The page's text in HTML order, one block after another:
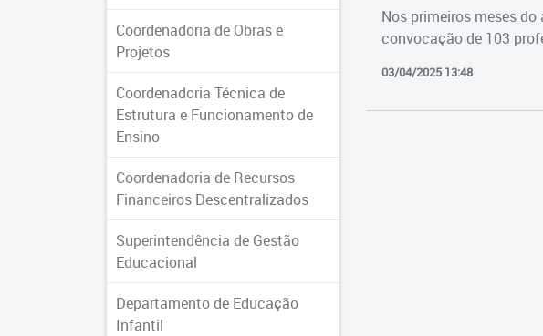
Coordenadoria de Obras e
Projetos
Coordenadoria Técnica de
Estrutura e Funcionamento de
Ensino
Coordenadoria de Recursos
Financeiros Descentralizados
Superintendência de Gestão
Educacional
Departamento de Educação
Infantil
Nos primeiros meses
convocação de 103
03/04/2025 13:48